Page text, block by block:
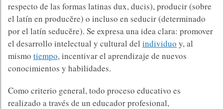
respecto de las formas latinas dux, ducis), producir (sobre
el latín en producĕre) o incluso en seducir (determinado
por el latín seducĕre). Se expresa una idea clara: promover
el desarrollo intelectual y cultural del individuo y, al
mismo tiempo, incentivar el aprendizaje de nuevos
conocimientos y habilidades.
Como criterio general, todo proceso educativo es
realizado a través de un educador profesional,